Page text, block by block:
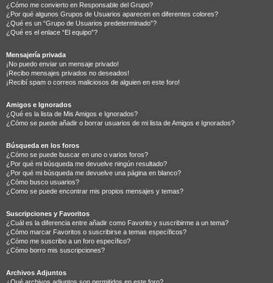
¿Cómo me convierto en Responsable del Grupo?
¿Por qué algunos Grupos de Usuarios aparecen en diferentes colores?
¿Qué es un “Grupo de Usuarios predeterminado”?
¿Qué es el enlace “El equipo”?
Mensajería privada
¡No puedo enviar un mensaje privado!
¡Recibo mensajes privados no deseados!
¡Recibí spam o correos maliciosos de alguien en este foro!
Amigos e Ignorados
¿Qué es la lista de Mis Amigos e Ignorados?
¿Cómo se puede añadir o borrar usuarios de mi lista de Amigos e Ignorados?
Búsqueda en los foros
¿Cómo se puede buscar en uno o varios foros?
¿Por qué mi búsqueda me devuelve ningún resultado?
¿Por qué mi búsqueda me devuelve una página en blanco?
¿Cómo busco usuarios?
¿Como se puede encontrar mis propios mensajes y temas?
Suscripciones y Favoritos
¿Cuál es la diferencia entre añadir como Favorito y suscribirme a un tema?
¿Cómo marcar Favoritos o suscribirse a temas específicos?
¿Cómo me suscribo a un foro específico?
¿Cómo borro mis suscripciones?
Archivos Adjuntos
¿Qué archivos adjuntos son permitidos en este foro?